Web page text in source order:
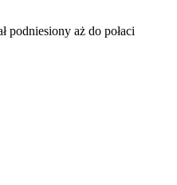
podniesiony aż do połaci